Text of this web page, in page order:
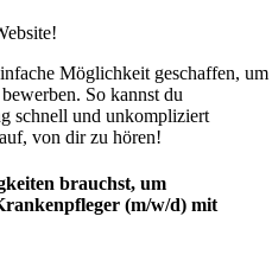
Möglichkeit geschaffen, um
So kannst du
schnell und unkompliziert
von dir zu hören!
brauchst, um
(m/w/d) mit